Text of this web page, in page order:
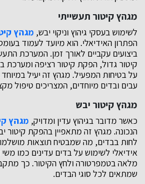
מגהץ קיטור תעשייתי
לשימוש בעסקי גיהוץ וניקוי יבש, מגהץ
הפתרון האידיאלי. הוא מיועד לעמוד
ביצועים עקביים לאורך זמן. המערכת
קיטור גדול, הפקת קיטור רציפה
על בטיחות המפעיל. מגהץ זה יעיל
עבים ובדים מיוחדים, המצריכים טיפול
מגהץ קיטור יבש
כאשר מדובר בגיהוץ עדין ומדויק, מגהץ
הנכונה. מגהץ זה מתאפיין בהפקת קיטור
לחות בבדים, מה שמבטיח תוצאות
אידיאלי לשימוש על בדים עדינים כמו
מלאה בטמפרטורה ולחץ הקיטור. כך
שמתאים לכל סוגי הבדים.